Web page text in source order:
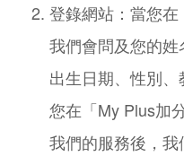
登錄網站：當您在
我們會問及您的姓
出生日期、性別、
您在「My Plus加
我們的服務後，